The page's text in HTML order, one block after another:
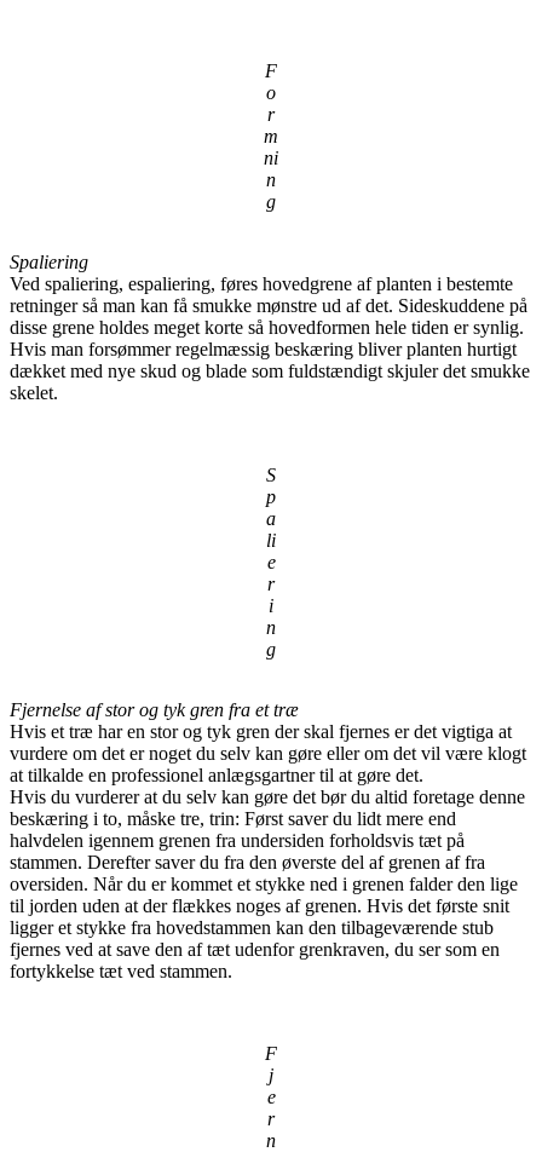
F
o
r
m
ni
n
g
Spaliering
Ved spaliering, espaliering, føres hovedgrene af planten i bestemte
retninger så man kan få smukke mønstre ud af det. Sideskuddene på
disse grene holdes meget korte så hovedformen hele tiden er synlig.
Hvis man forsømmer regelmæssig beskæring bliver planten hurtigt
dækket med nye skud og blade som fuldstændigt skjuler det smukke
skelet.
S
p
a
li
e
r
i
n
g
Fjernelse af stor og tyk gren fra et træ
Hvis et træ har en stor og tyk gren der skal fjernes er det vigtiga at
vurdere om det er noget du selv kan gøre eller om det vil være klogt
at tilkalde en professionel anlægsgartner til at gøre det.
Hvis du vurderer at du selv kan gøre det bør du altid foretage denne
beskæring i to, måske tre, trin: Først saver du lidt mere end
halvdelen igennem grenen fra undersiden forholdsvis tæt på
stammen. Derefter saver du fra den øverste del af grenen af fra
oversiden. Når du er kommet et stykke ned i grenen falder den lige
til jorden uden at der flækkes noges af grenen. Hvis det første snit
ligger et stykke fra hovedstammen kan den tilbageværende stub
fjernes ved at save den af tæt udenfor grenkraven, du ser som en
fortykkelse tæt ved stammen.
F
j
e
r
n